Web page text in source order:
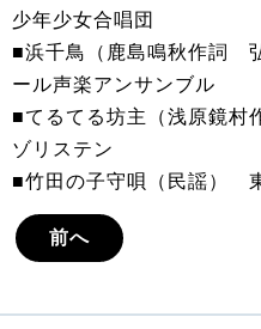
少年少女合唱団
■浜千鳥（鹿島鳴秋作詞
ール声楽アンサンブル
■てるてる坊主（浅原鏡
ゾリステン
■竹田の子守唄（民謡）
前へ